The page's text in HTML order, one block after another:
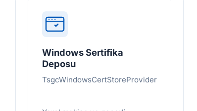
Windows Sertifika
Deposu
TsgcWindowsCertStoreProvider